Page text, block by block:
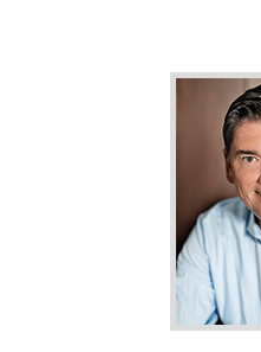
ridiculus mus. Donec